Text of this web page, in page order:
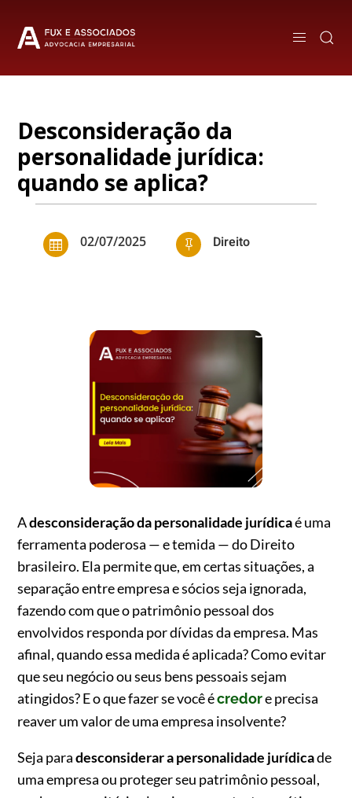
Desconsideração da
personalidade jurídica:
quando se aplica?
 02/07/2025  Direito
Adesconsideração da personalidade jurídicaé uma
ferramenta poderosa — e temida — do Direito
brasileiro. Ela permite que, em certas situações, a
separação entre empresa e sócios seja ignorada,
fazendo com que o patrimônio pessoal dos
envolvidos responda por dívidas da empresa. Mas
afinal, quando essa medida é aplicada? Como evitar
que seu negócio ou seus bens pessoais sejam
atingidos? E o que fazer se você écredore precisa
reaver um valor de uma empresa insolvente?
Seja paradesconsiderar a personalidade jurídicade
uma empresa ou proteger seu patrimônio pessoal,